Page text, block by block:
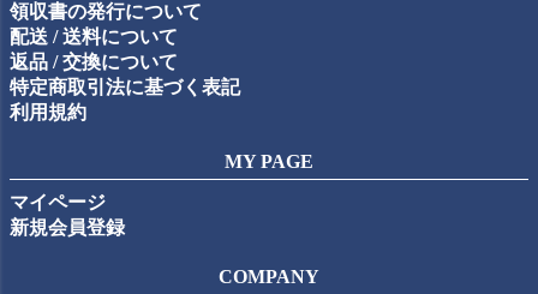
領収書の発行について
配送 / 送料について
返品 / 交換について
特定商取引法に基づく表記
利用規約
MY PAGE
マイページ
新規会員登録
COMPANY